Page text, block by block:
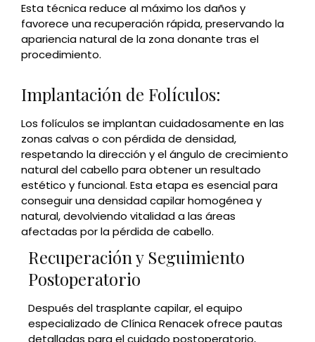
Esta técnica reduce al máximo los daños y
favorece una recuperación rápida, preservando la
apariencia natural de la zona donante tras el
procedimiento.
Implantación de Folículos:
Los folículos se implantan cuidadosamente en las
zonas calvas o con pérdida de densidad,
respetando la dirección y el ángulo de crecimiento
natural del cabello para obtener un resultado
estético y funcional. Esta etapa es esencial para
conseguir una densidad capilar homogénea y
natural, devolviendo vitalidad a las áreas
afectadas por la pérdida de cabello.
Recuperación y Seguimiento
Postoperatorio
Después del trasplante capilar, el equipo
especializado de Clínica Renacek ofrece pautas
detalladas para el cuidado postoperatorio,